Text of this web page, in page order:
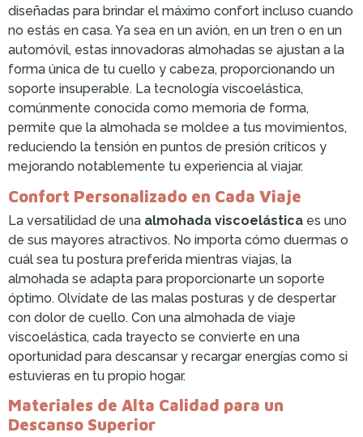
diseñadas para brindar el máximo confort incluso cuando
no estás en casa. Ya sea en un avión, en un tren o en un
automóvil, estas innovadoras almohadas se ajustan a la
forma única de tu cuello y cabeza, proporcionando un
soporte insuperable. La tecnología viscoelástica,
comúnmente conocida como memoria de forma,
permite que la almohada se moldee a tus movimientos,
reduciendo la tensión en puntos de presión críticos y
mejorando notablemente tu experiencia al viajar.
Confort Personalizado en Cada Viaje
La versatilidad de una almohada viscoelástica es uno
de sus mayores atractivos. No importa cómo duermas o
cuál sea tu postura preferida mientras viajas, la
almohada se adapta para proporcionarte un soporte
óptimo. Olvídate de las malas posturas y de despertar
con dolor de cuello. Con una almohada de viaje
viscoelástica, cada trayecto se convierte en una
oportunidad para descansar y recargar energías como si
estuvieras en tu propio hogar.
Materiales de Alta Calidad para un
Descanso Superior